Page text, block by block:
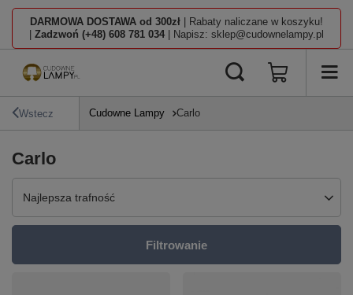
DARMOWA DOSTAWA od 300zł | Rabaty naliczane w koszyku!
Zadzwoń (+48) 608 781 034 | Napisz: sklep@cudownelampy.pl
Wstecz Cudowne Lampy Carlo
Carlo
Zmień sortowanie
Najlepsza trafność
Filtrowanie